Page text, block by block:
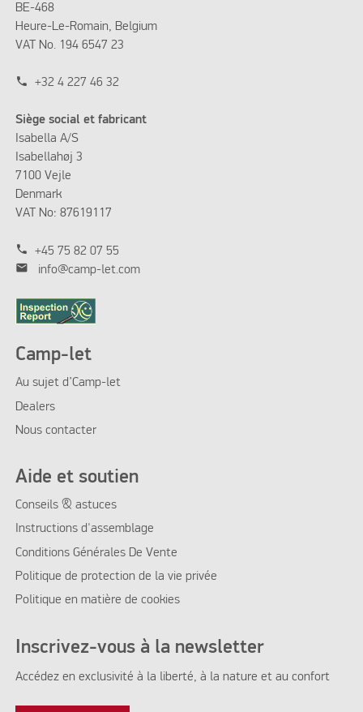
BE-468
Heure-Le-Romain, Belgium
VAT No. 194 6547 23
phone +32 4 227 46 32
Siège social et fabricant
Isabella A/S
Isabellahøj 3
7100 Vejle
Denmark
VAT No: 87619117
phone +45 75 82 07 55
mail info@camp-let.com
Camp-let
Au sujet d’Camp-let
Dealers
Nous contacter
Aide et soutien
Conseils & astuces
Instructions d'assemblage
Conditions Générales De Vente
Politique de protection de la vie privée
Politique en matière de cookies
Inscrivez-vous à la newsletter
Accédez en exclusivité à la liberté, à la nature et au confort